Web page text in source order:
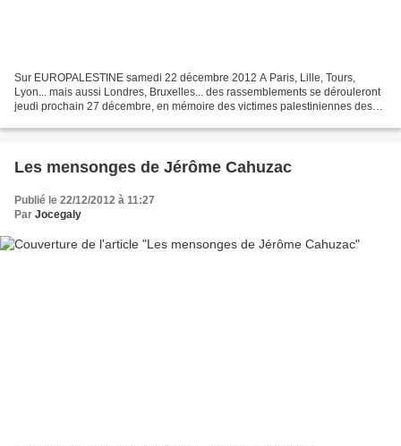
Sur EUROPALESTINE samedi 22 décembre 2012 A Paris, Lille, Tours,
Lyon... mais aussi Londres, Bruxelles... des rassemblements se dérouleront
jeudi prochain 27 décembre, en mémoire des victimes palestiniennes des
Les mensonges de Jérôme Cahuzac
Publié le 22/12/2012 à 11:27
Par Jocegaly